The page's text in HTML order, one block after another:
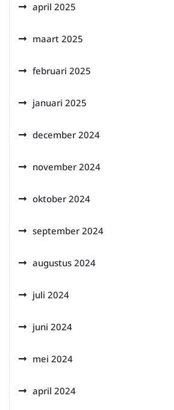
april 2025
maart 2025
februari 2025
januari 2025
december 2024
november 2024
oktober 2024
september 2024
augustus 2024
juli 2024
juni 2024
mei 2024
april 2024